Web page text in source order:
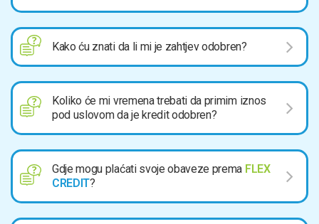
Kako ću znati da li mi je zahtjev odobren?
Koliko će mi vremena trebati da primim iznos
pod uslovom da je kredit odobren?
Gdje mogu plaćati svoje obaveze prema FLEX
CREDIT?